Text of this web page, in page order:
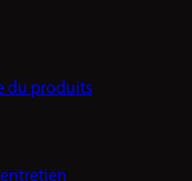
du produits